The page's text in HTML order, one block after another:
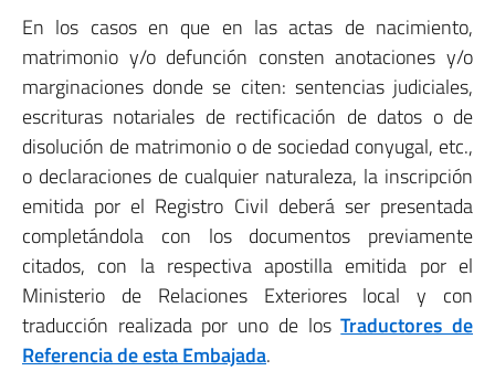
En los casos en que en las actas de nacimiento,
matrimonio y/o defunción consten anotaciones y/o
marginaciones donde se citen: sentencias judiciales,
escrituras notariales de rectificación de datos o de
disolución de matrimonio o de sociedad conyugal, etc.,
o declaraciones de cualquier naturaleza, la inscripción
emitida por el Registro Civil deberá ser presentada
completándola con los documentos previamente
citados, con la respectiva apostilla emitida por el
Ministerio de Relaciones Exteriores local y con
traducción realizada por uno de losTraductores de
Referencia de esta Embajada.